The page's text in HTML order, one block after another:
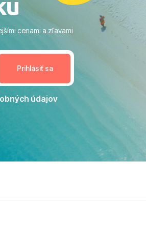
a
bol
relax.
s čistým
kto hľadá
na vysokej
na
nabudúce!
​S
ďalších
cenami a zľavami
údajov